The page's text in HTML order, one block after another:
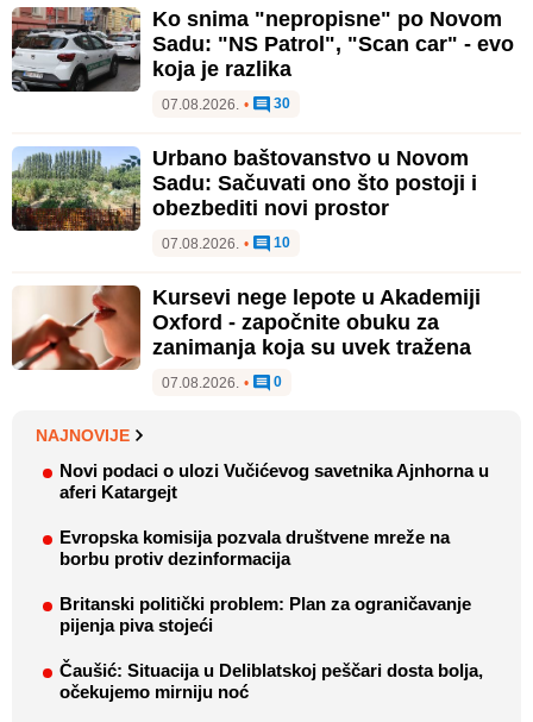
Ko snima "nepropisne" po Novom
Sadu: "NS Patrol", "Scan car" - evo
koja je razlika
07.08.2026. • 30
Urbano baštovanstvo u Novom
Sadu: Sačuvati ono što postoji i
obezbediti novi prostor
07.08.2026. • 10
Kursevi nege lepote u Akademiji
Oxford - započnite obuku za
zanimanja koja su uvek tražena
07.08.2026. • 0
NAJNOVIJE
Novi podaci o ulozi Vučićevog savetnika Ajnhorna u
aferi Katargejt
Evropska komisija pozvala društvene mreže na
borbu protiv dezinformacija
Britanski politički problem: Plan za ograničavanje
pijenja piva stojeći
Čaušić: Situacija u Deliblatskoj peščari dosta bolja,
očekujemo mirniju noć